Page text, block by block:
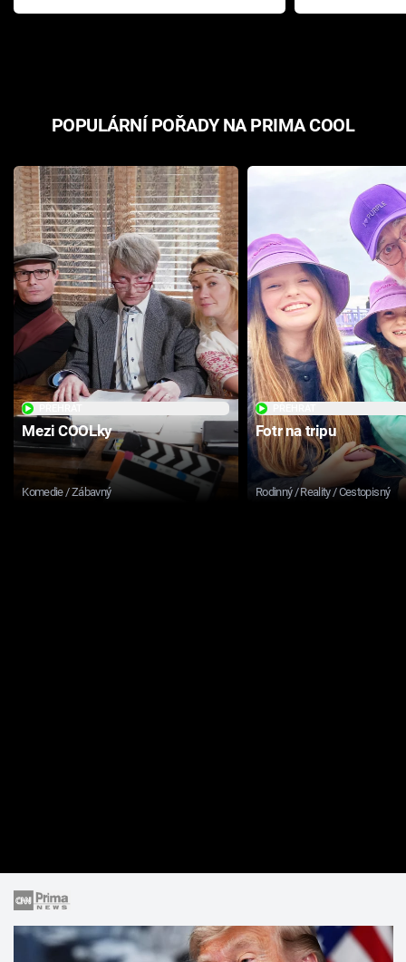
Pottera přišla s ráznou
přichází s
POPULÁRNÍ POŘADY NA PRIMA COOL
Mezi COOLky
Komedie / Zábavný
Fotr na tripu
Rodinný / Reality / Cestopisný